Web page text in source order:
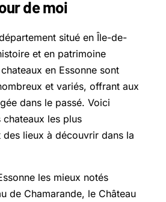
de moi
situé en Île-de-
et en patrimoine
en Essonne sont
et variés, offrant aux
dans le passé. Voici
les plus
des lieux à découvrir dans la
les mieux notés
de Chamarande, le Château